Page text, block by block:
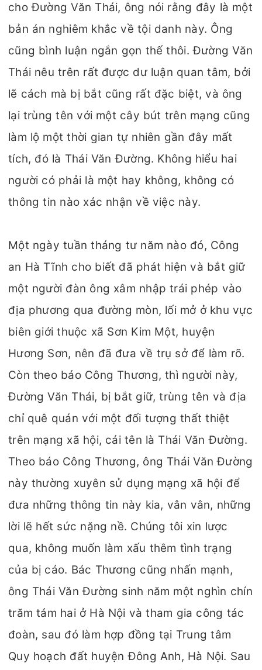
cho Đường Văn Thái, ông nói rằng đây là một
bản án nghiêm khắc về tội danh này. Ông
cũng bình luận ngắn gọn thế thôi. Đường Văn
Thái nêu trên rất được dư luận quan tâm, bởi
lẽ cách mà bị bắt cũng rất đặc biệt, và ông
lại trùng tên với một cây bút trên mạng cũng
làm lộ một thời gian tự nhiên gần đây mất
tích, đó là Thái Văn Đường. Không hiểu hai
người có phải là một hay không, không có
thông tin nào xác nhận về việc này.
Một ngày tuần tháng tư năm nào đó, Công
an Hà Tĩnh cho biết đã phát hiện và bắt giữ
một người đàn ông xâm nhập trái phép vào
địa phương qua đường mòn, lối mở ở khu vực
biên giới thuộc xã Sơn Kim Một, huyện
Hương Sơn, nên đã đưa về trụ sở để làm rõ.
Còn theo báo Công Thương, thì người này,
Đường Văn Thái, bị bắt giữ, trùng tên và địa
chỉ quê quán với một đối tượng thất thiệt
trên mạng xã hội, cái tên là Thái Văn Đường.
Theo báo Công Thương, ông Thái Văn Đường
này thường xuyên sử dụng mạng xã hội để
đưa những thông tin này kia, vân vân, những
lời lẽ hết sức nặng nề. Chúng tôi xin lược
qua, không muốn làm xấu thêm tình trạng
của bị cáo. Bác Thương cũng nhấn mạnh,
ông Thái Văn Đường sinh năm một nghìn chín
trăm tám hai ở Hà Nội và tham gia công tác
đoàn, sau đó làm hợp đồng tại Trung tâm
Quy hoạch đất huyện Đông Anh, Hà Nội. Sau